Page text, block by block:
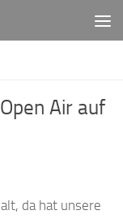
Air auf
da hat unsere